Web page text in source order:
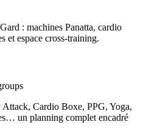
: machines Panatta, cardio
et espace cross-training.
Cardio Boxe, PPG, Yoga,
un planning complet encadré